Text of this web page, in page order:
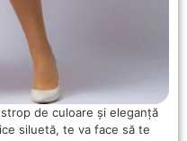
de culoare și eleganță
siluetă, te va face să te